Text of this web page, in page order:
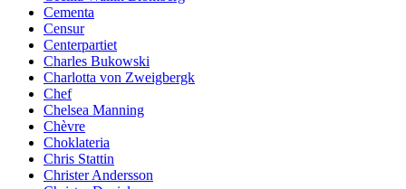
Cementa
Censur
Centerpartiet
Charles Bukowski
Charlotta von Zweigbergk
Chef
Chelsea Manning
Chèvre
Choklateria
Chris Stattin
Christer Andersson